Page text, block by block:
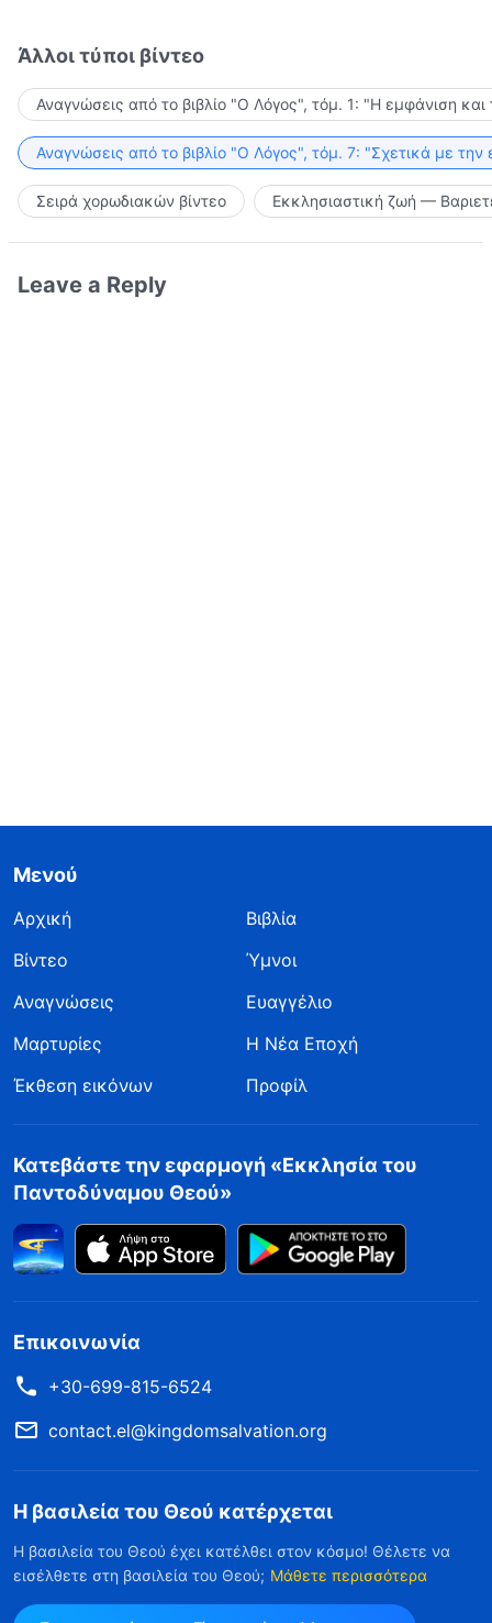
Άλλοι τύποι βίντεο
Αναγνώσεις από το βιβλίο "Ο Λόγος", τόμ. 1: "Η εμφάνιση
Αναγνώσεις από το βιβλίο "Ο Λόγος", τόμ. 7: "Σχετικά με την
Σειρά χορωδιακών βίντεο Εκκλησιαστική ζωή —
Leave a Reply
Μενού
Αρχική
Βιβλία
Βίντεο
Ύμνοι
Αναγνώσεις
Ευαγγέλιο
Μαρτυρίες
Η Νέα Εποχή
Έκθεση εικόνων
Προφίλ
Κατεβάστε την εφαρμογή «Εκκλησία του
Παντοδύναμου Θεού»
Επικοινωνία
+30-699-815-6524
contact.el@kingdomsalvation.org
Η βασιλεία του Θεού κατέρχεται
Η βασιλεία του Θεού έχει κατέλθει στον κόσμο! Θέλετε να
εισέλθετε στη βασιλεία του Θεού; Μάθετε περισσότερα